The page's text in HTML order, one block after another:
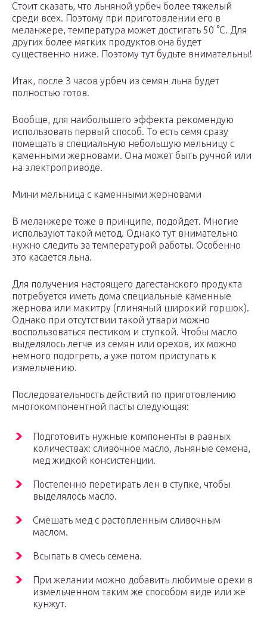
Стоит сказать, что льняной урбеч более тяжелый
среди всех. Поэтому при приготовлении его в
меланжере, температура может достигать 50 °С. Для
других более мягких продуктов она будет
существенно ниже. Поэтому тут будьте внимательны!
Итак, после 3 часов урбеч из семян льна будет
полностью готов.
Вообще, для наибольшего эффекта рекомендую
использовать первый способ. То есть семя сразу
помещать в специальную небольшую мельницу с
каменными жерновами. Она может быть ручной или
на электроприводе.
Мини мельница с каменными жерновами
В меланжере тоже в принципе, подойдет. Многие
используют такой метод. Однако тут внимательно
нужно следить за температурой работы. Особенно
это касается льна.
Для получения настоящего дагестанского продукта
потребуется иметь дома специальные каменные
жернова или макитру (глиняный широкий горшок).
Однако при отсутствии такой утвари можно
воспользоваться пестиком и ступкой. Чтобы масло
выделялось легче из семян или орехов, их можно
немного подогреть, а уже потом приступать к
измельчению.
Последовательность действий по приготовлению
многокомпонентной пасты следующая:
Подготовить нужные компоненты в равных
количествах: сливочное масло, льняные семена,
мед жидкой консистенции.
Постепенно перетирать лен в ступке, чтобы
выделялось масло.
Смешать мед с растопленным сливочным
маслом.
Всыпать в смесь семена.
При желании можно добавить любимые орехи в
измельченном таким же способом виде или же
кунжут.